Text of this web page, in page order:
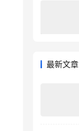
最新文章